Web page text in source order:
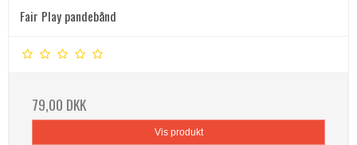
Fair Play pandebånd
79,00 DKK
Vis produkt